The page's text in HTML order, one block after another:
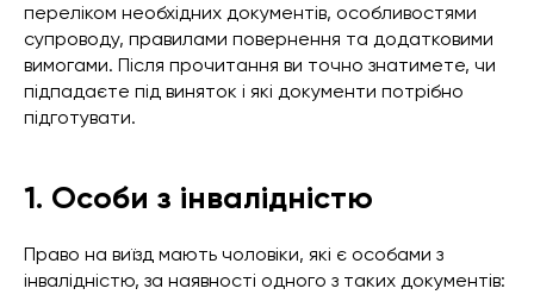
переліком необхідних документів, особливостями
супроводу, правилами повернення та додатковими
вимогами. Після прочитання ви точно знатимете, чи
підпадаєте під виняток і які документи потрібно
підготувати.
1. Особи з інвалідністю
Право на виїзд мають чоловіки, які є особами з
інвалідністю, за наявності одного з таких документів: